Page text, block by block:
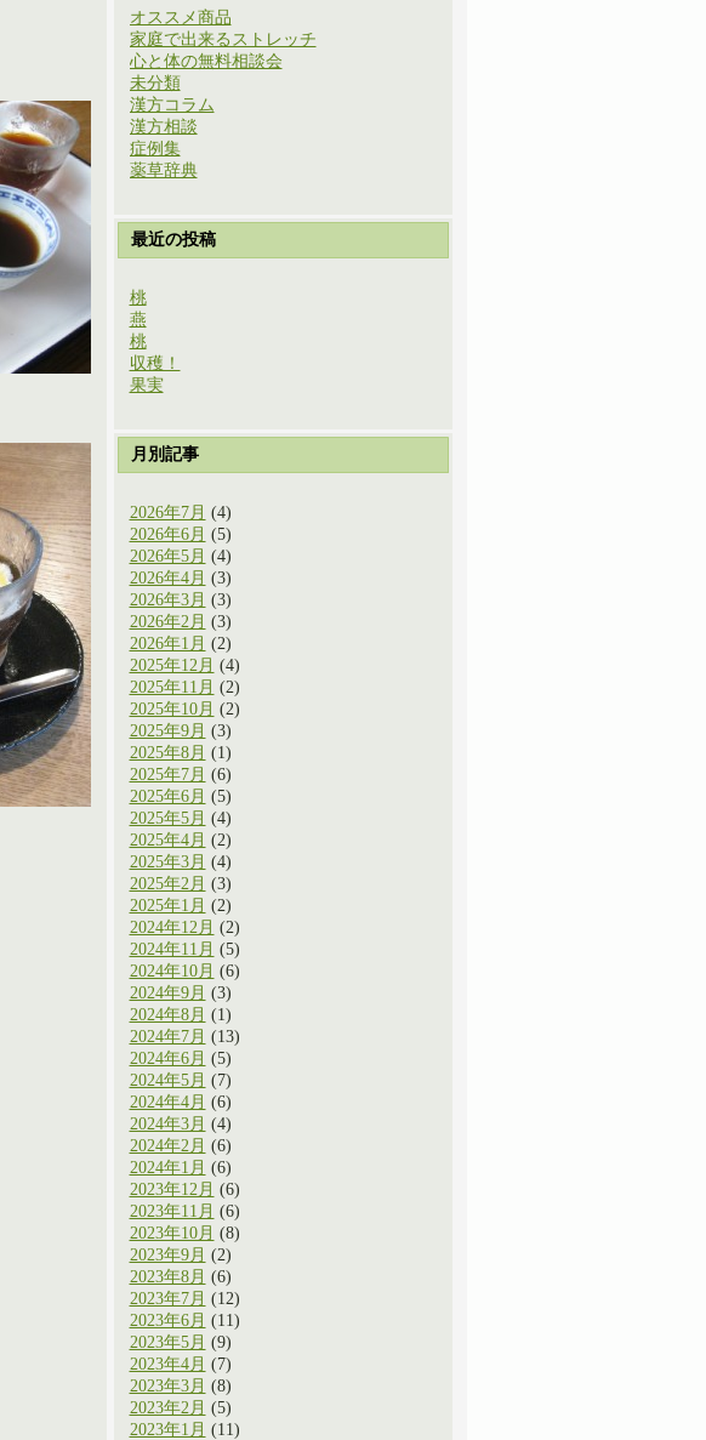
オススメ商品
家庭で出来るストレッチ
心と体の無料相談会
未分類
漢方コラム
漢方相談
症例集
薬草辞典
最近の投稿
桃
燕
桃
収穫！
果実
月別記事
2026年7月 (4)
2026年6月 (5)
2026年5月 (4)
2026年4月 (3)
2026年3月 (3)
2026年2月 (3)
2026年1月 (2)
2025年12月 (4)
2025年11月 (2)
2025年10月 (2)
2025年9月 (3)
2025年8月 (1)
2025年7月 (6)
2025年6月 (5)
2025年5月 (4)
2025年4月 (2)
2025年3月 (4)
2025年2月 (3)
2025年1月 (2)
2024年12月 (2)
2024年11月 (5)
2024年10月 (6)
2024年9月 (3)
2024年8月 (1)
2024年7月 (13)
2024年6月 (5)
2024年5月 (7)
2024年4月 (6)
2024年3月 (4)
2024年2月 (6)
2024年1月 (6)
2023年12月 (6)
2023年11月 (6)
2023年10月 (8)
2023年9月 (2)
2023年8月 (6)
2023年7月 (12)
2023年6月 (11)
2023年5月 (9)
2023年4月 (7)
2023年3月 (8)
2023年2月 (5)
2023年1月 (11)